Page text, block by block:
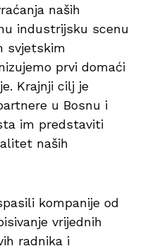
naših
industrijsku scenu
svjetskim
prvi domaći
Krajnji cilj je
u Bosnu i
im predstaviti
naših
kompanije od
vrijednih
radnika i